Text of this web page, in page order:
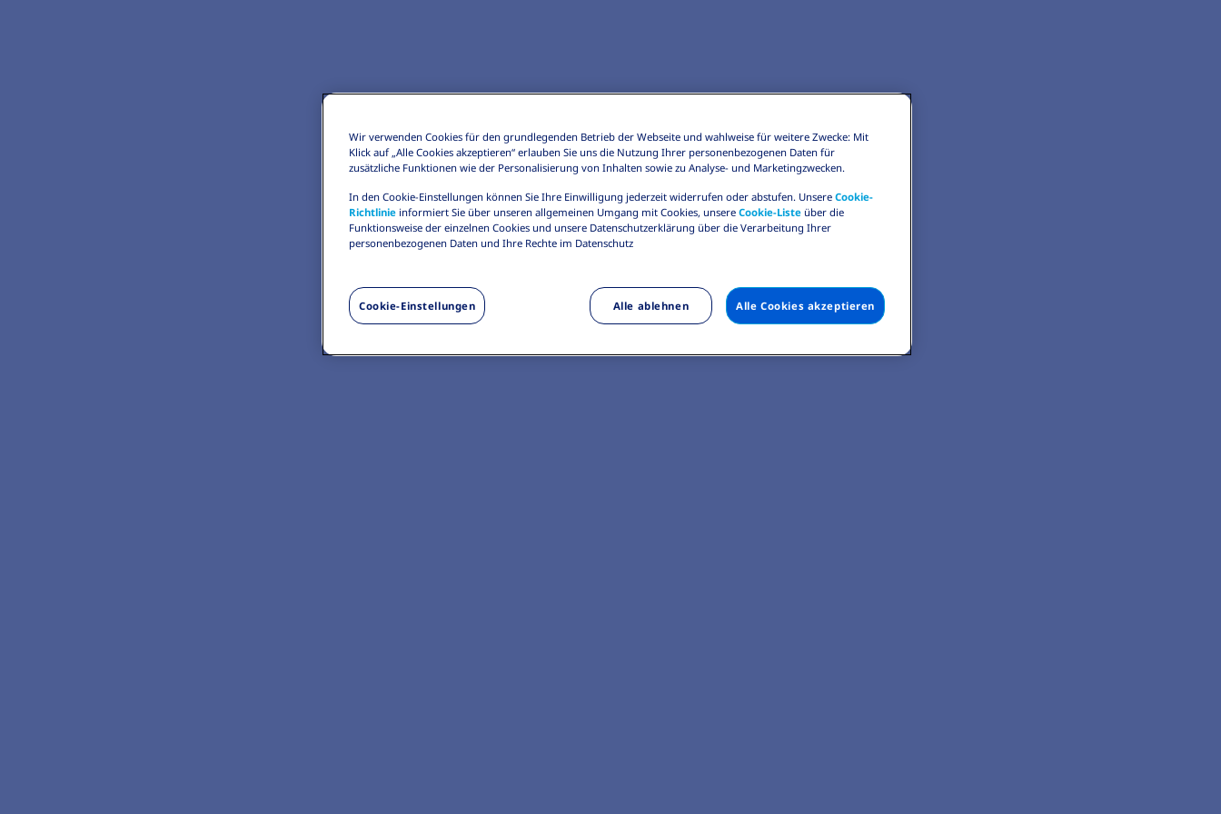
Wir verwenden Cookies für den grundlegenden Betrieb der Webseite und wahlweise für weitere Zwecke: Mit
Klick auf „Alle Cookies akzeptieren“ erlauben Sie uns die Nutzung Ihrer personenbezogenen Daten für
zusätzliche Funktionen wie der Personalisierung von Inhalten sowie zu Analyse- und Marketingzwecken.
In den Cookie-Einstellungen können Sie Ihre Einwilligung jederzeit widerrufen oder abstufen. Unsere Cookie-
Richtlinie informiert Sie über unseren allgemeinen Umgang mit Cookies, unsere Cookie-Liste über die
Funktionsweise der einzelnen Cookies und unsere Datenschutzerklärung über die Verarbeitung Ihrer
personenbezogenen Daten und Ihre Rechte im Datenschutz
Cookie-Einstellungen Alle ablehnen Alle Cookies akzeptieren